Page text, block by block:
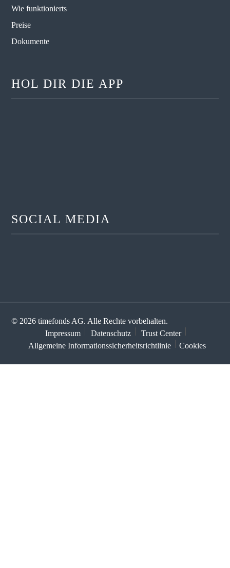
Wie funktionierts
Preise
Dokumente
HOL DIR DIE APP
SOCIAL MEDIA
© 2026 timefonds AG. Alle Rechte vorbehalten.
Impressum
Datenschutz
Trust Center
Allgemeine Informationssicherheitsrichtlinie
Cookies